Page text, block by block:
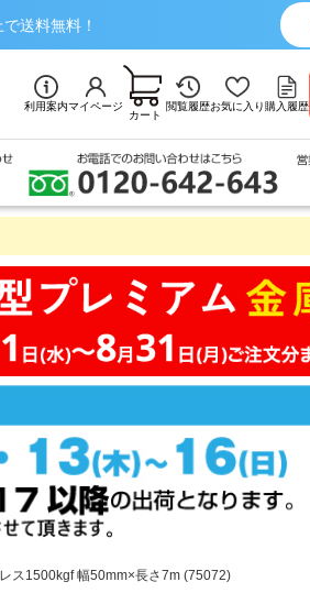
で送料無料！
利用案内マイページ
カート
閲覧履歴お気に入り購入履歴
ス1500kgf 幅50mm×長さ7m (75072)